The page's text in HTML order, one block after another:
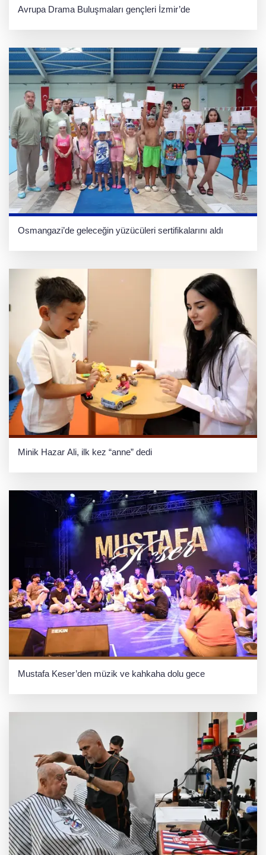
Avrupa Drama Buluşmaları gençleri İzmir’de
Osmangazi’de geleceğin yüzücüleri sertifikalarını aldı
Minik Hazar Ali, ilk kez “anne” dedi
Mustafa Keser’den müzik ve kahkaha dolu gece